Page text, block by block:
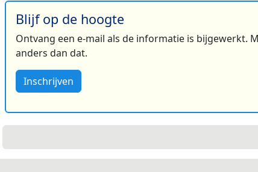
Blijf op de hoogte
Ontvang een e-mail als de informatie is bijgewerkt.
anders dan dat.
Inschrijven